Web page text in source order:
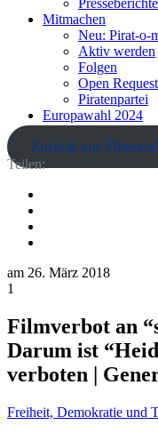
Presseberichte
Mitmachen
Neu: Pirat-o-
Aktiv werden
Folgen
Open Request
Piratenpartei
Europawahl 2024
Zurück zur
Teilen:
am 26. März 2018
1
Filmverbot an
Darum ist
verboten |
Freiheit, Demokratie und